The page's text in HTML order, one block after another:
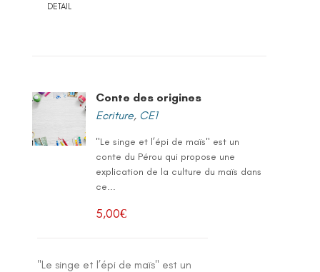
DETAIL
Conte des origines
Ecriture, CE1
"Le singe et l’épi de maïs" est un
conte du Pérou qui propose une
explication de la culture du maïs dans
ce...
5,00€
"Le singe et l’épi de maïs" est un